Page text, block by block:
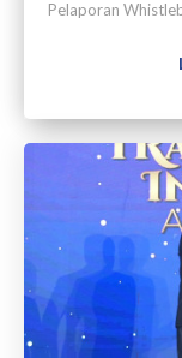
Pelaporan